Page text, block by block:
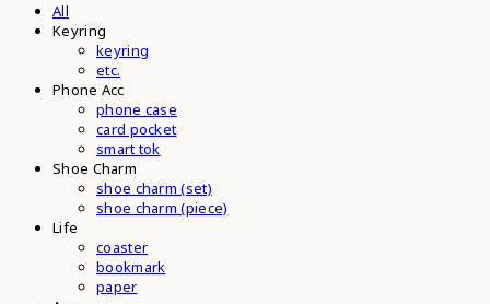
All
Keyring
keyring
etc.
Phone Acc
phone case
card pocket
smart tok
Shoe Charm
shoe charm (set)
shoe charm (piece)
Life
coaster
bookmark
paper